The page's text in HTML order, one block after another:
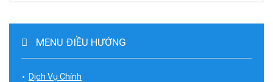
MENU ĐIỀU HƯỚNG
Dịch Vụ Chính